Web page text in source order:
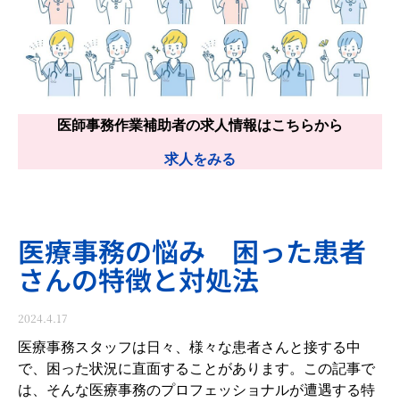
医師事務作業補助者の求人情報はこちらから
求人をみる
医療事務の悩み 困った患者
さんの特徴と対処法
2024.4.17
医療事務スタッフは日々、様々な患者さんと接する中
で、困った状況に直面することがあります。この記事で
は、そんな医療事務のプロフェッショナルが遭遇する特